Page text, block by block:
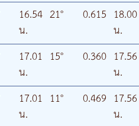
16.54
น.
21° 0.615 18.00
น.
17.01
น.
15° 0.360 17.56
น.
17.01
น.
11° 0.469 17.56
น.